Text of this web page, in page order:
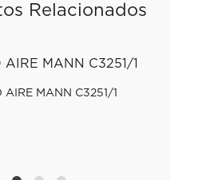
Relacionados
AIRE MANN C3251/1